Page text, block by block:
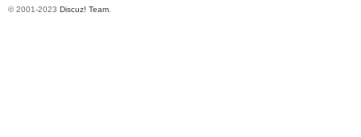
© 2001-2023 Discuz! Team